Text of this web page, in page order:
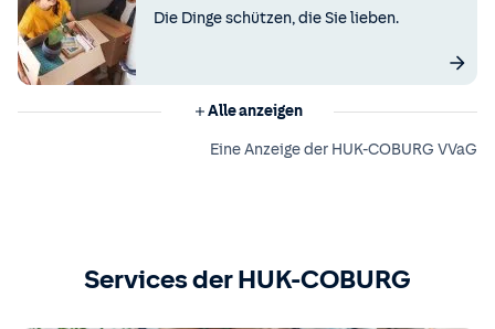
Die Dinge schützen, die Sie lieben.
Alle anzeigen
Eine Anzeige der HUK-COBURG VVaG
Services der HUK-COBURG